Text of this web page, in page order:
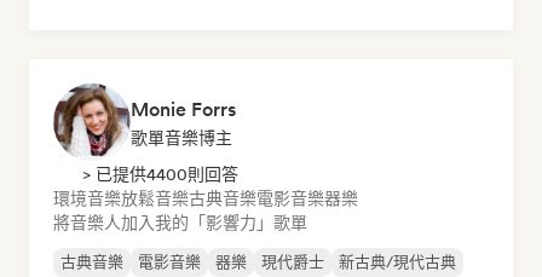
Monie Forrs
歌單音樂博主
> 已提供4400則回答
環境音樂放鬆音樂古典音樂電影音樂器樂
將音樂人加入我的「影響力」歌單
古典音樂 電影音樂 器樂 現代爵士
新古典/現代古典